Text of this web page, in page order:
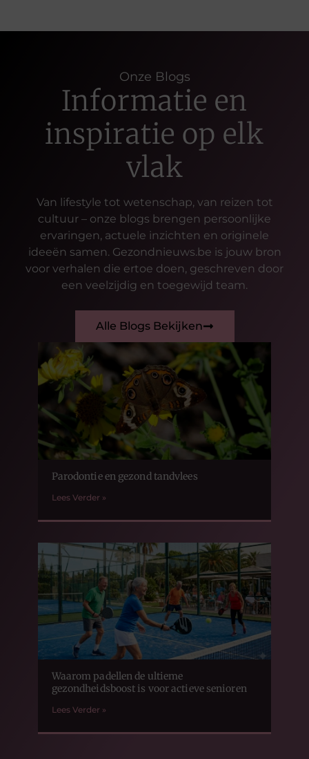
Onze Blogs
Informatie en
inspiratie op elk
vlak
Van lifestyle tot wetenschap, van reizen tot
cultuur – onze blogs brengen persoonlijke
ervaringen, actuele inzichten en originele
ideeën samen. Gezondnieuws.be is jouw bron
voor verhalen die ertoe doen, geschreven door
een veelzijdig en toegewijd team.
Alle Blogs Bekijken
Parodontie en gezond tandvlees
Lees Verder »
Waarom padellen de ultieme
gezondheidsboost is voor actieve senioren
Lees Verder »